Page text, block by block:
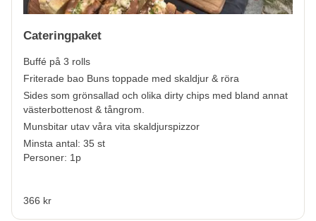
Cateringpaket
Buffé på 3 rolls
Friterade bao Buns toppade med skaldjur & röra
Sides som grönsallad och olika dirty chips med bland annat
västerbottenost & tångrom.
Munsbitar utav våra vita skaldjurspizzor
Minsta antal: 35 st
Personer: 1p
366 kr